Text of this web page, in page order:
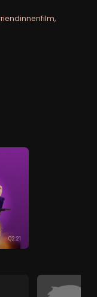
02:21